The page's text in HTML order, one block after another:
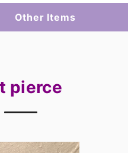
Other Items
pierce